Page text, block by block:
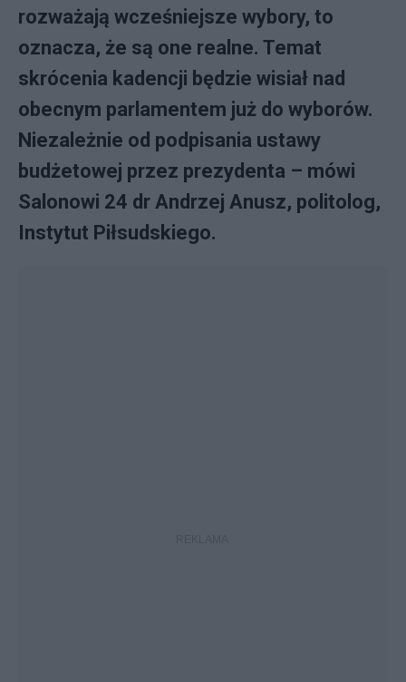
rozważają wcześniejsze wybory, to
oznacza, że są one realne. Temat
skrócenia kadencji będzie wisiał nad
obecnym parlamentem już do wyborów.
Niezależnie od podpisania ustawy
budżetowej przez prezydenta – mówi
Salonowi 24 dr Andrzej Anusz, politolog,
Instytut Piłsudskiego.